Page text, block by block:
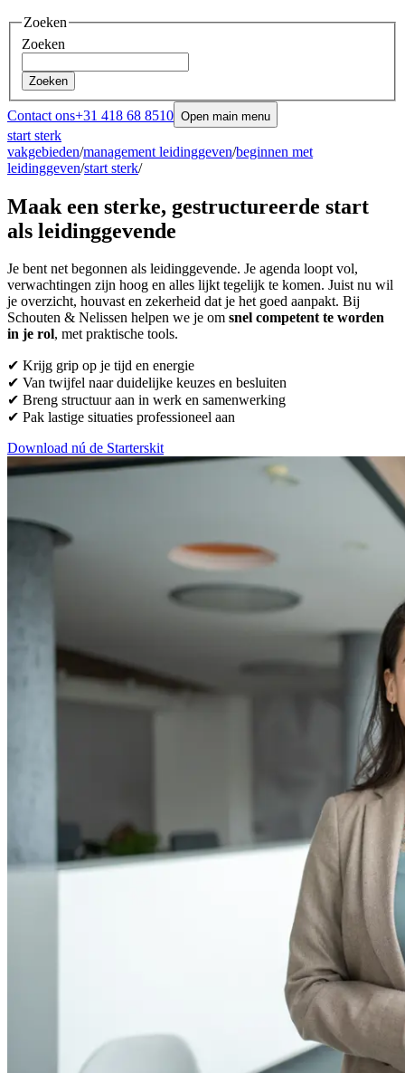
Zoeken
Zoeken
Zoeken
Contact ons+31 418 68 8510 Open main menu
start sterk
vakgebieden/management leidinggeven/beginnen met
leidinggeven/start sterk/
Maak een sterke, gestructureerde start
als leidinggevende
Je bent net begonnen als leidinggevende. Je agenda loopt vol,
verwachtingen zijn hoog en alles lijkt tegelijk te komen. Juist nu wil
je overzicht, houvast en zekerheid dat je het goed aanpakt. Bij
Schouten & Nelissen helpen we je om snel competent te worden
in je rol, met praktische tools.
✔ Krijg grip op je tijd en energie
✔ Van twijfel naar duidelijke keuzes en besluiten
✔ Breng structuur aan in werk en samenwerking
✔ Pak lastige situaties professioneel aan
Download nú de Starterskit